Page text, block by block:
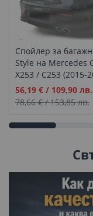
Спойлер за
Style на Mercedes
X253 / C253 (2015-
подготвен за
Промо
цена
56,19 € / 109,90 лв.
78,66 €/153,85 лв.